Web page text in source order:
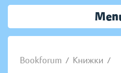
Bookforum / Книжки /